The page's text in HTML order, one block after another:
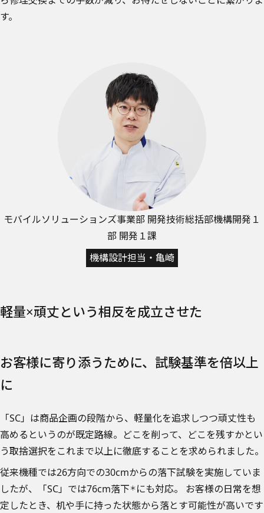
す。
モバイルソリューションズ事業部 開発技術総括部機構開発１
部 開発１課
機構設計担当・亀崎
軽量×頑丈という相反を成立させた
お客様に寄り添うために、試験基準を倍以上
に
「SC」は商品企画の段階から、軽量化を追求しつつ頑丈性も
高めるというのが既定路線。どこを削って、どこを残すかとい
う取捨選択をこれまで以上に徹底することを求められました。
従来機種では26方向での30cmからの落下試験を実施していま
したが、「SC」では76cm落下 ＊ にも対応。
お客様の日常を想
定したとき、机や手に持った状態から落とす可能性が高いです